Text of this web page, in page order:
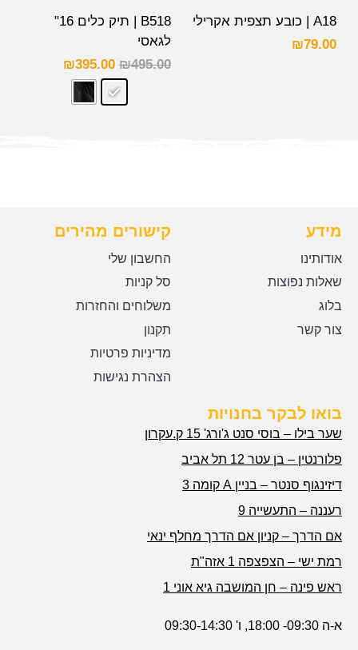
A18 | כובע תצפית אקרילי
₪79.00
B518 | תיק כלים 16"
לגאסי
₪495.00
₪395.00
מידע
אודותינו
שאלות נפוצות
בלוג
צור קשר
קישורים מהירים
החשבון שלי
סל קניות
משלוחים והחזרות
תקנון
מדיניות פרטיות
הצהרת נגישות
בואו לבקר בחנויות
שער בילו – בוסי סנט ג'ורג' 15 ק.עקרון
פלורנטין – בן עטר 12 תל אביב
דיזינגוף סנטר – בניין A קומה 3
רעננה – התעשייה 9
אם הדרך – קניון אם הדרך מחלף ינאי
רמת ישי – הצפצפה 1 אזה"ת
ראש פינה – חן המושבה גיא אוני 1
א-ה 09:30- 18:00, ו' 09:30-14:30